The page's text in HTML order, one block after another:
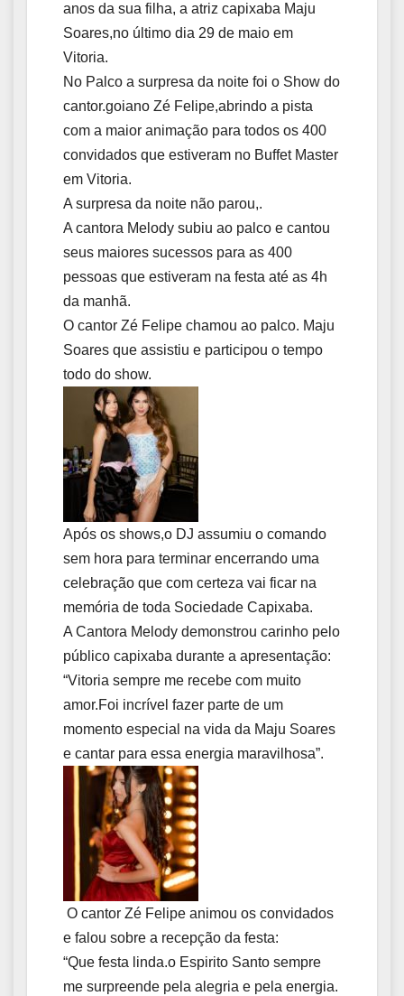
anos da sua filha, a atriz capixaba Maju
Soares,no último dia 29 de maio em
Vitoria.
No Palco a surpresa da noite foi o Show do
cantor.goiano Zé Felipe,abrindo a pista
com a maior animação para todos os 400
convidados que estiveram no Buffet Master
em Vitoria.
A surpresa da noite não parou,.
A cantora Melody subiu ao palco e cantou
seus maiores sucessos para as 400
pessoas que estiveram na festa até as 4h
da manhã.
O cantor Zé Felipe chamou ao palco. Maju
Soares que assistiu e participou o tempo
todo do show.
Após os shows,o DJ assumiu o comando
sem hora para terminar encerrando uma
celebração que com certeza vai ficar na
memória de toda Sociedade Capixaba.
A Cantora Melody demonstrou carinho pelo
público capixaba durante a apresentação:
“Vitoria sempre me recebe com muito
amor.Foi incrível fazer parte de um
momento especial na vida da Maju Soares
e cantar para essa energia maravilhosa”.
O cantor Zé Felipe animou os convidados
e falou sobre a recepção da festa:
“Que festa linda.o Espirito Santo sempre
me surpreende pela alegria e pela energia.